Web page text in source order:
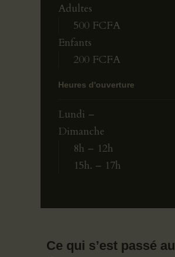
Adultes
500 FCFA
Enfants
200 FCFA
Heures d'ouverture
Lundi –
Dimanche
8h – 12h
15h. – 17h
Ce qui s’est passé au